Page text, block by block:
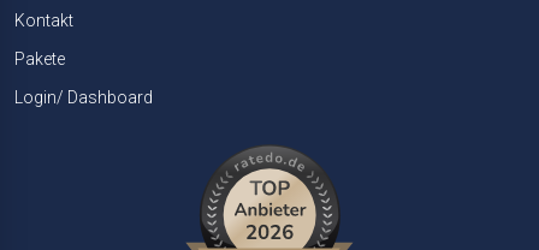
Kontakt
Pakete
Login/ Dashboard